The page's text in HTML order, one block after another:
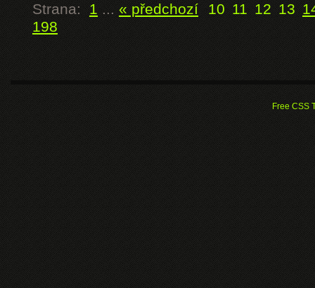
Strana: 1 ... « předchozí 10 11 12 13
198
Free CSS